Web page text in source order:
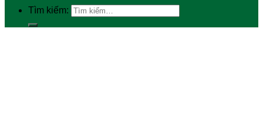
Tìm kiếm: